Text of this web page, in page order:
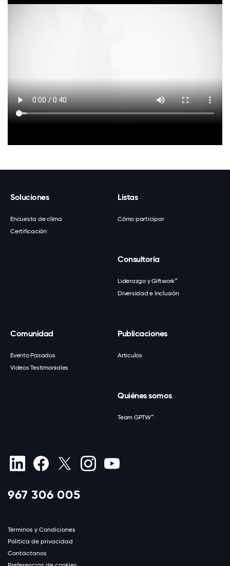
Soluciones
Encuesta de clima
Certificación
Listas
Cómo participar
Consultoría
Liderazgo y Giftwork™
Diversidad e Inclusión
Comunidad
Evento Pasados
Videos Testimoniales
Publicaciones
Artículos
Quiénes somos
Team GPTW™
967 306 005
Términos y Condiciones
Política de privacidad
Contáctanos